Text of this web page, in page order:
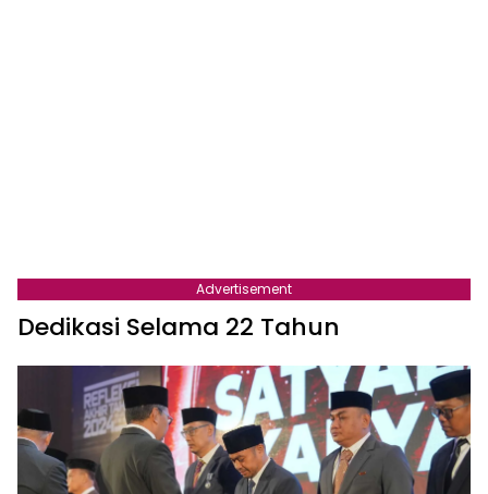
Advertisement
Dedikasi Selama 22 Tahun